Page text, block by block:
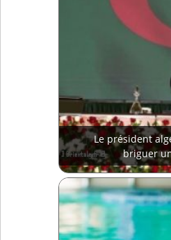
Le président
briguer